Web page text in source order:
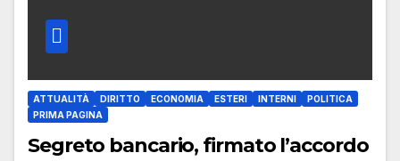
ATTUALITÀ DIRITTO ECONOMIA ESTERI INTERNI
POLITICA
PRIMA PAGINA
Segreto bancario, firmato l’accordo